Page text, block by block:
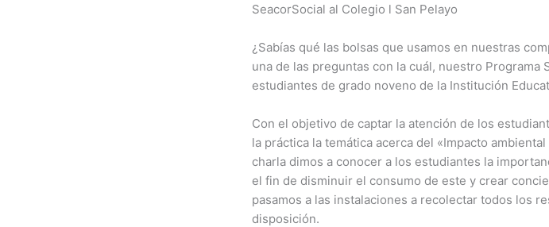
SeacorSocial al Colegio l San Pelayo
¿Sabías qué las bolsas que usamos en nuestras
una de las preguntas con la cuál, nuestro
estudiantes de grado noveno de la Institución
Con el objetivo de captar la atención de los
la práctica la temática acerca del «Impacto
charla dimos a conocer a los estudiantes la
el fin de disminuir el consumo de este y crear
pasamos a las instalaciones a recolectar todos los
disposición.